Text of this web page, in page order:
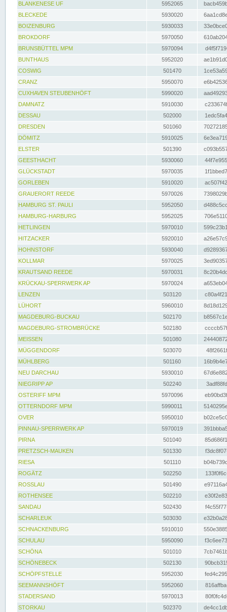
BLANKENESE UF
5952065
BLECKEDE
5930020
BOIZENBURG
5930033
BROKDORF
5970050
BRUNSBÜTTEL MPM
5970094
BUNTHAUS
5952020
COSWIG
501470
CRANZ
5950070
CUXHAVEN STEUBENHÖFT
5990020
DAMNATZ
5910030
DESSAU
502000
DRESDEN
501060
DÖMITZ
5910025
ELSTER
501390
GEESTHACHT
5930060
GLÜCKSTADT
5970035
GORLEBEN
5910020
GRAUERORT REEDE
5970026
HAMBURG ST. PAULI
5952050
HAMBURG-HARBURG
5952025
HETLINGEN
5970010
HITZACKER
5920010
HOHNSTORF
5930040
KOLLMAR
5970025
KRAUTSAND REEDE
5970031
KRÜCKAU-SPERRWERK AP
5970024
LENZEN
503120
LÜHORT
5960010
MAGDEBURG-BUCKAU
502170
MAGDEBURG-STROMBRÜCKE
502180
MEISSEN
501080
MÜGGENDORF
503070
MÜHLBERG
501160
NEU DARCHAU
5930010
NIEGRIPP AP
502240
OSTERIFF MPM
5970096
OTTERNDORF MPM
5990011
OVER
5950010
PINNAU-SPERRWERK AP
5970019
PIRNA
501040
PRETZSCH-MAUKEN
501330
RIESA
501110
ROGÄTZ
502250
ROSSLAU
501490
ROTHENSEE
502210
SANDAU
502430
SCHARLEUK
503030
SCHNACKENBURG
5910010
SCHULAU
5950090
SCHÖNA
501010
SCHÖNEBECK
502130
SCHÖPFSTELLE
5952030
SEEMANNSHÖFT
5952060
STADERSAND
5970013
STORKAU
502370